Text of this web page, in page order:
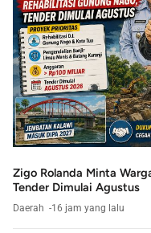
Zigo Rolanda Minta
Tender Dimulai Agustus
Daerah 16 jam yang lalu